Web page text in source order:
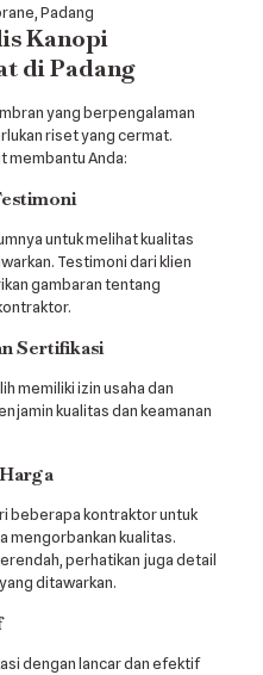
Padang
Kanopi
di Padang
yang berpengalaman
riset yang cermat.
membantu Anda:
untuk melihat kualitas
Testimoni dari klien
gambaran tentang
Sertifikasi
memiliki izin usaha dan
kualitas dan keamanan
beberapa kontraktor untuk
mengorbankan kualitas.
perhatikan juga detail
ditawarkan.
dengan lancar dan efektif